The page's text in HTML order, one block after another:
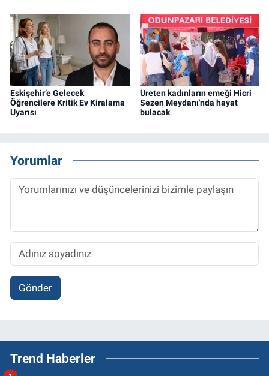
Eskişehir’e Gelecek
Öğrencilere Kritik Ev Kiralama
Uyarısı
Üreten kadınların emeği Hicri
Sezen Meydanı'nda hayat
bulacak
Yorumlar
Gönder
Trend Haberler